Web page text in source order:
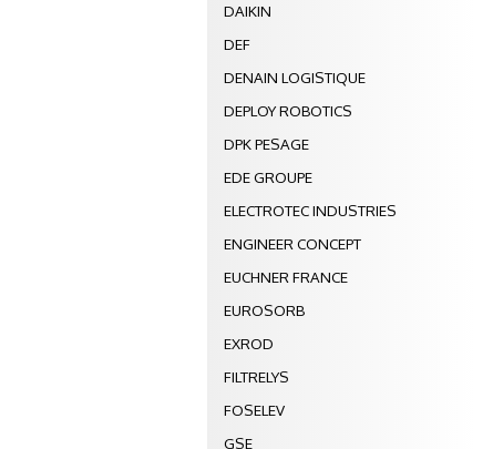
DAIKIN
DEF
DENAIN LOGISTIQUE
DEPLOY ROBOTICS
DPK PESAGE
EDE GROUPE
ELECTROTEC INDUSTRIES
ENGINEER CONCEPT
EUCHNER FRANCE
EUROSORB
EXROD
FILTRELYS
FOSELEV
GSE